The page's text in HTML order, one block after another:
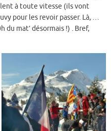
à toute vitesse (ils vont
pour les revoir passer. Là, …
du mat’ désormais !) . Bref,